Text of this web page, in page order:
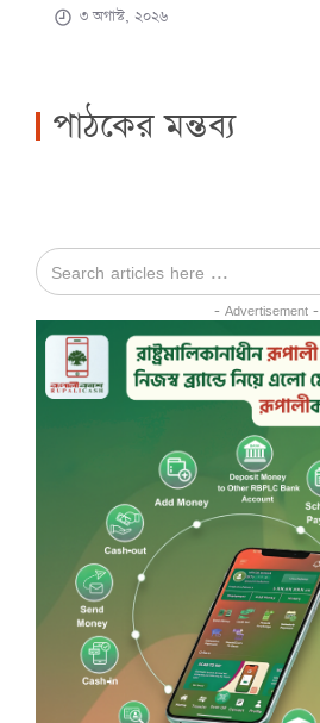
৩ অগাস্ট, ২০২৬
পাঠকের মন্তব্য
- Advertisement -